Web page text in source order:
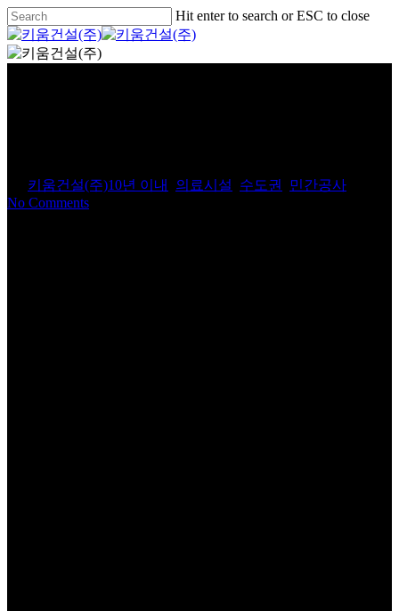
Skip
to
main
content
Hit enter to search or ESC to close
Close
Search
Menu
키움건설(주)10년 이내 의료시설 수도권
민간공사
No Comments